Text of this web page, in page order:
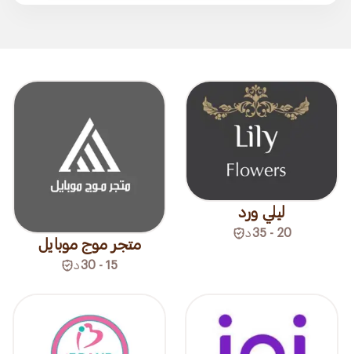
ليلي ورد
20 - 35 د
متجر موج موبايل
15 - 30 د